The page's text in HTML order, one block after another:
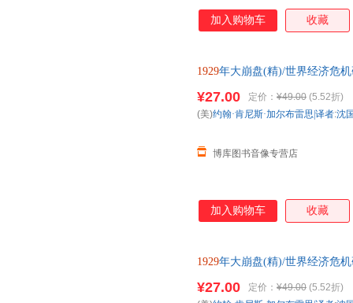
加入购物车 收藏
1929年大崩盘(精)/世界经济危
¥27.00 定价： ¥49.00 (5.52折)
博库图书音像专营店
(美)约翰·肯尼斯·加尔布雷思|译者:沈
加入购物车 收藏
1929年大崩盘(精)/世界经济危
¥27.00 定价： ¥49.00 (5.52折)